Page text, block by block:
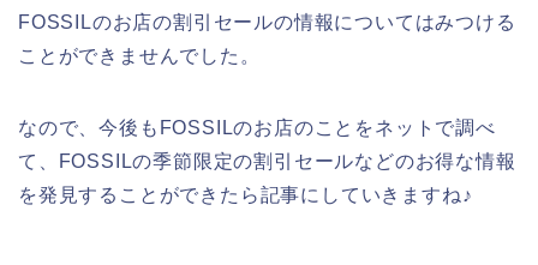
FOSSILのお店の割引セールの情報についてはみつける
ことができませんでした。
なので、今後もFOSSILのお店のことをネットで調べ
て、FOSSILの季節限定の割引セールなどのお得な情報
を発見することができたら記事にしていきますね♪